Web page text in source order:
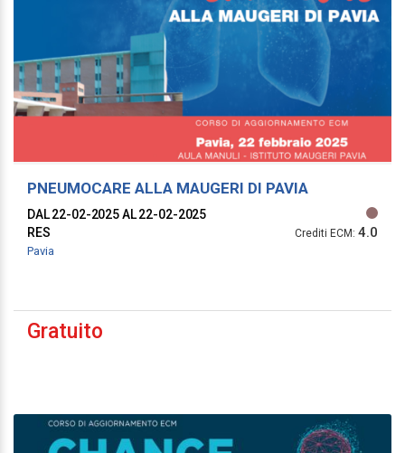
PNEUMOCARE ALLA MAUGERI DI PAVIA
DAL 22-02-2025AL 22-02-2025
RES
Crediti ECM: 4.0
Pavia
Gratuito